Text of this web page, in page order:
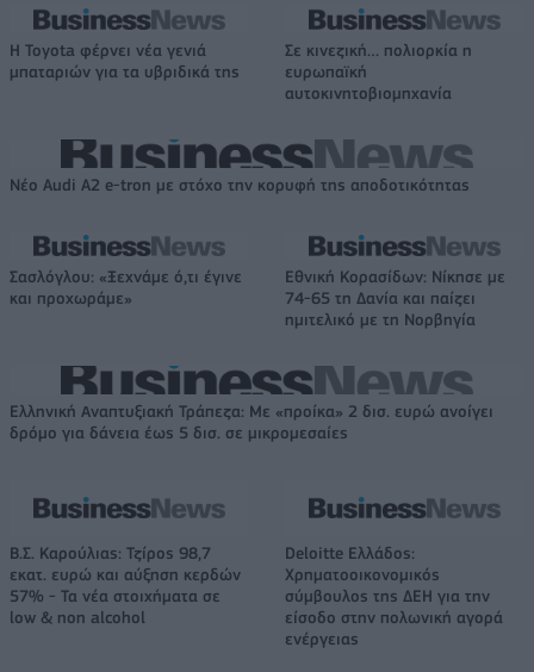
Η Toyota φέρνει νέα γενιά
μπαταριών για τα υβριδικά της
Σε κινεζική… πολιορκία η
ευρωπαϊκή
αυτοκινητοβιομηχανία
Νέο Audi A2 e-tron με στόχο την κορυφή της αποδοτικότητας
Σασλόγλου: «Ξεχνάμε ό,τι έγινε
και προχωράμε»
Εθνική Κορασίδων: Νίκησε με
74-65 τη Δανία και παίζει
ημιτελικό με τη Νορβηγία
Ελληνική Αναπτυξιακή Τράπεζα: Με «προίκα» 2 δισ. ευρώ ανοίγει
δρόμο για δάνεια έως 5 δισ. σε μικρομεσαίες
Β.Σ. Καρούλιας: Τζίρος 98,7
εκατ. ευρώ και αύξηση κερδών
57% - Τα νέα στοιχήματα σε
low & non alcohol
Deloitte Ελλάδος:
Χρηματοοικονομικός
σύμβουλος της ΔΕΗ για την
είσοδο στην πολωνική αγορά
ενέργειας